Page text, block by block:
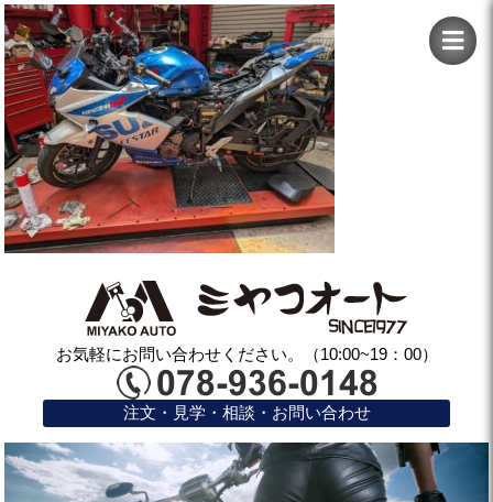
お気軽にお問い合わせください。（10:00~19：00）
注文・見学・相談・お問い合わせ